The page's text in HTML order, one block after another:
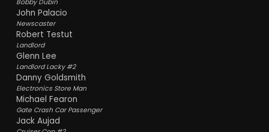
Bobby Dubin
John Palacio
Newscaster
Robert Testut
Landlord
Glenn Lee
Landlord Lacky #2
Danny Goldsmith
Electronics Store Man
Michael Fearon
Gate Crash Car Passenger
Jack Aujad